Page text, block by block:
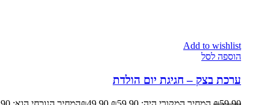
Add to wishlist
הוספה לסל
ערכת בצק – חגיגת יום הולדת